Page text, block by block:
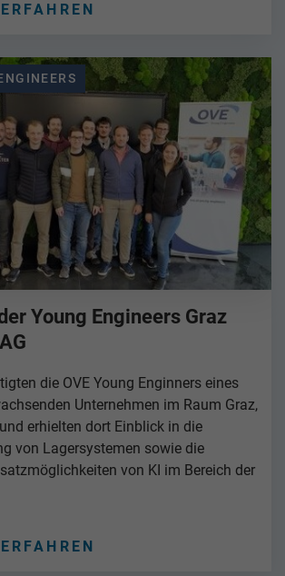
Young Engineers Graz
die OVE Young Enginners eines
Unternehmen im Raum Graz,
erhielten dort Einblick in die
von Lagersystemen sowie die
von KI im Bereich der